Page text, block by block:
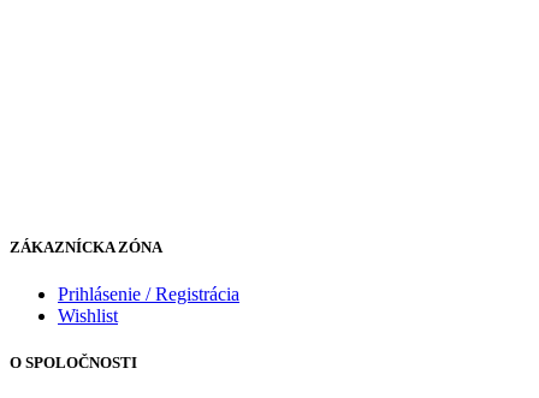
ZÁKAZNÍCKA ZÓNA
Prihlásenie / Registrácia
Wishlist
O SPOLOČNOSTI